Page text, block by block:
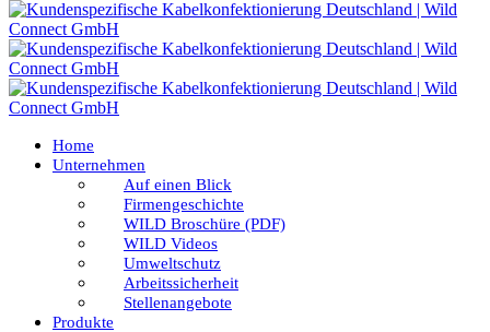
Home
Unternehmen
Auf einen Blick
Firmengeschichte
WILD Broschüre (PDF)
WILD Videos
Umweltschutz
Arbeitssicherheit
Stellenangebote
Produkte